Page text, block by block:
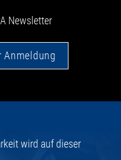
Newsletter
Anmeldung
wird auf dieser